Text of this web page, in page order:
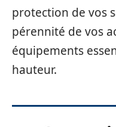
protection de vos
pérennité de vos
équipements
hauteur.